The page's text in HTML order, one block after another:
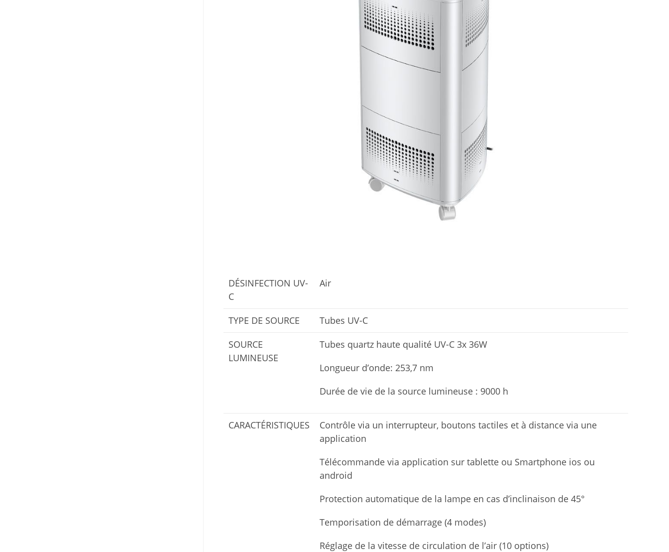
DÉSINFECTION UV-
C
Air
TYPE DE SOURCE
Tubes UV-C
SOURCE
LUMINEUSE
Tubes quartz haute qualité UV-C 3x 36W
Longueur d’onde: 253,7 nm
Durée de vie de la source lumineuse : 9000 h
CARACTÉRISTIQUES
Contrôle via un interrupteur, boutons tactiles et à distance via une
application
Télécommande via application sur tablette ou Smartphone ios ou
android
Protection automatique de la lampe en cas d’inclinaison de 45°
Temporisation de démarrage (4 modes)
Réglage de la vitesse de circulation de l’air (10 options)